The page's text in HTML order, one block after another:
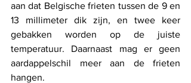
aan dat Belgische frieten tussen de 9 en
13 millimeter dik zijn, en twee keer
gebakken worden op de juiste
temperatuur. Daarnaast mag er geen
aardappelschil meer aan de frieten
hangen.